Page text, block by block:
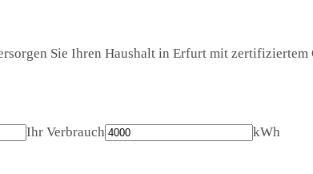
Sie Ihren Haushalt in Erfurt mit
Ihr Verbrauch kWh